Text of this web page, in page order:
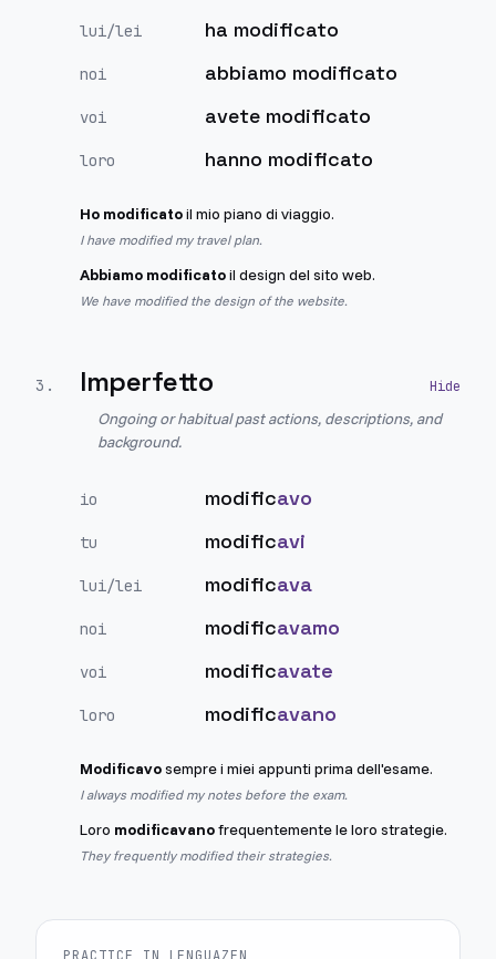
lui/lei ha modificato
noi abbiamo modificato
voi avete modificato
loro hanno modificato
Ho modificatoil mio piano di viaggio.
I have modified my travel plan.
Abbiamo modificatoil design del sito web.
We have modified the design of the website.
3 . Imperfetto
Ongoing or habitual past actions, descriptions, and
background.
io modificavo
tu modificavi
lui/lei modificava
noi modificavamo
voi modificavate
loro modificavano
Modificavosempre i miei appunti prima dell'esame.
I always modified my notes before the exam.
Loro modificavanofrequentemente le loro strategie.
They frequently modified their strategies.